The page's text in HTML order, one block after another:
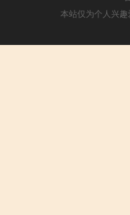
本站仅为个人兴